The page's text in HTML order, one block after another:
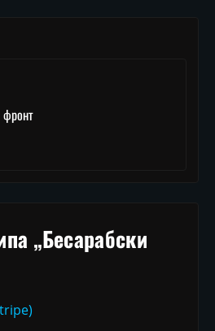
фронт
„Бесарабски